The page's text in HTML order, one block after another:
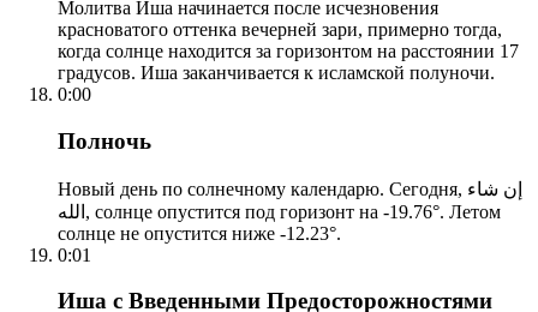
Молитва Иша начинается после исчезновения
красноватого оттенка вечерней зари, примерно тогда,
когда солнце находится за горизонтом на расстоянии 17
градусов. Иша заканчивается к исламской полуночи.
0:00
Полночь
Новый день по солнечному календарю. Сегодня, إن شاء
الله, солнце опустится под горизонт на -19.76°. Летом
солнце не опустится ниже -12.23°.
0:01
Иша с Введенными Предосторожностями